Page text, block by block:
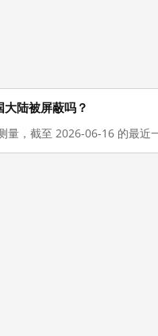
陆被屏蔽吗？
量，截至 2026-06-16 的最